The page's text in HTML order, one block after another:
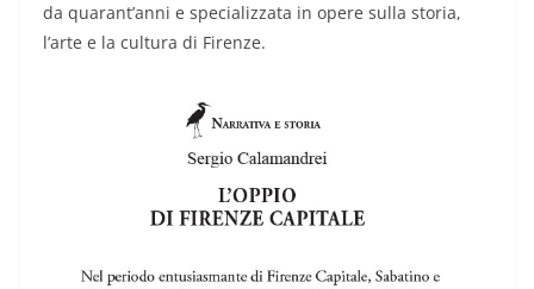
da quarant’anni e specializzata in opere sulla storia,
l’arte e la cultura di Firenze.